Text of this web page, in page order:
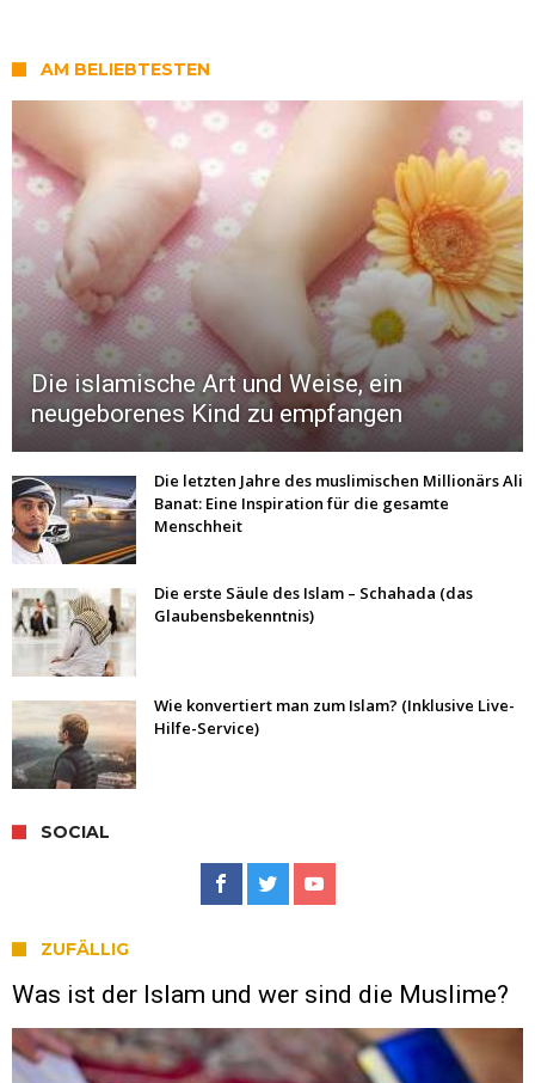
AM BELIEBTESTEN
Die islamische Art und Weise, ein
neugeborenes Kind zu empfangen
Die letzten Jahre des muslimischen Millionärs Ali
Banat: Eine Inspiration für die gesamte
Menschheit
Die erste Säule des Islam – Schahada (das
Glaubensbekenntnis)
Wie konvertiert man zum Islam? (Inklusive Live-
Hilfe-Service)
SOCIAL
ZUFÄLLIG
Was ist der Islam und wer sind die Muslime?